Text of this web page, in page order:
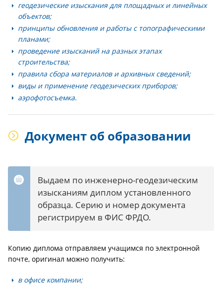
геодезические изыскания для площадных и линейных
объектов;
принципы обновления и работы с топографическими
планами;
проведение изысканий на разных этапах
строительства;
правила сбора материалов и архивных сведений;
виды и применение геодезических приборов;
аэрофотосъемка.
Документ об образовании
Выдаем по инженерно-геодезическим
изысканиям диплом установленного
образца. Серию и номер документа
регистрируем в ФИС ФРДО.
Копию диплома отправляем учащимся по электронной
почте, оригинал можно получить:
в офисе компании;